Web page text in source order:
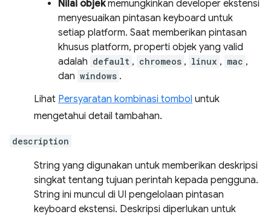
Nilai objekmemungkinkan developer ekstensi
menyesuaikan pintasan keyboard untuk
setiap platform. Saat memberikan pintasan
khusus platform, properti objek yang valid
adalah default , chromeos , linux , mac ,
dan windows .
Lihat Persyaratan kombinasi tombol untuk
mengetahui detail tambahan.
description
String yang digunakan untuk memberikan deskripsi
singkat tentang tujuan perintah kepada pengguna.
String ini muncul di UI pengelolaan pintasan
keyboard ekstensi. Deskripsi diperlukan untuk